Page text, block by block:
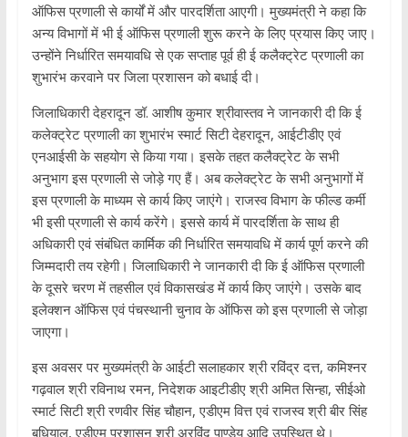
ऑफिस प्रणाली से कार्यों में और पारदर्शिता आएगी। मुख्यमंत्री ने कहा कि
अन्य विभागों में भी ई ऑफिस प्रणाली शुरू करने के लिए प्रयास किए जाए।
उन्होंने निर्धारित समयावधि से एक सप्ताह पूर्व ही ई कलैक्ट्रेट प्रणाली का
शुभारंभ करवाने पर जिला प्रशासन को बधाई दी।
जिलाधिकारी देहरादून डॉ. आशीष कुमार श्रीवास्तव ने जानकारी दी कि ई
कलेक्ट्रेट प्रणाली का शुभारंभ स्मार्ट सिटी देहरादून, आईटीडीए एवं
एनआईसी के सहयोग से किया गया। इसके तहत कलैक्ट्रेट के सभी
अनुभाग इस प्रणाली से जोड़े गए हैं। अब कलेक्ट्रेट के सभी अनुभागों में
इस प्रणाली के माध्यम से कार्य किए जाएंगे। राजस्व विभाग के फील्ड कर्मी
भी इसी प्रणाली से कार्य करेंगे। इससे कार्य में पारदर्शिता के साथ ही
अधिकारी एवं संबंधित कार्मिक की निर्धारित समयावधि में कार्य पूर्ण करने की
जिम्मदारी तय रहेगी। जिलाधिकारी ने जानकारी दी कि ई ऑफिस प्रणाली
के दूसरे चरण में तहसील एवं विकासखंड में कार्य किए जाएंगे। उसके बाद
इलेक्शन ऑफिस एवं पंचस्थानी चुनाव के ऑफिस को इस प्रणाली से जोड़ा
जाएगा।
इस अवसर पर मुख्यमंत्री के आईटी सलाहकार श्री रविंद्र दत्त, कमिश्नर
गढ़वाल श्री रविनाथ रमन, निदेशक आइटीडीए श्री अमित सिन्हा, सीईओ
स्मार्ट सिटी श्री रणवीर सिंह चौहान, एडीएम वित्त एवं राजस्व श्री बीर सिंह
बुधियाल, एडीएम प्रशासन श्री अरविंद पाण्डेय आदि उपस्थित थे।